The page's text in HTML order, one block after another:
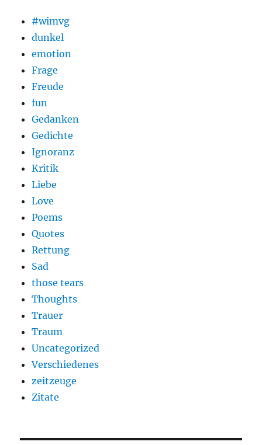
#wimvg
dunkel
emotion
Frage
Freude
fun
Gedanken
Gedichte
Ignoranz
Kritik
Liebe
Love
Poems
Quotes
Rettung
Sad
those tears
Thoughts
Trauer
Traum
Uncategorized
Verschiedenes
zeitzeuge
Zitate